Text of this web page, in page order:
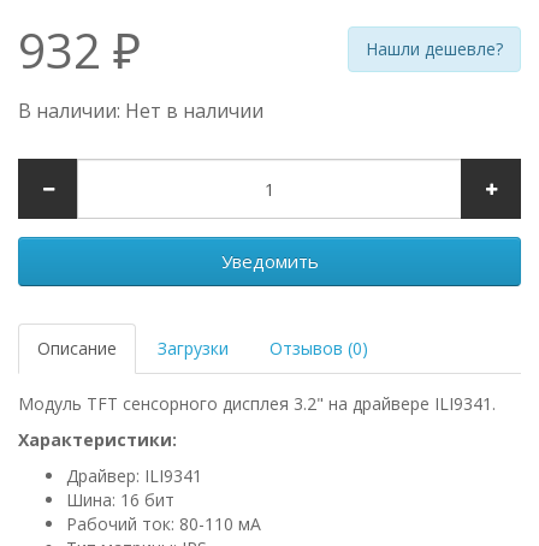
932 ₽ Нашли дешевле?
В наличии: Нет в наличии
Уведомить
Описание Загрузки Отзывов (0)
Модуль TFT сенсорного дисплея 3.2" на драйвере ILI9341.
Характеристики:
Драйвер: ILI9341
Шина: 16 бит
Рабочий ток: 80-110 мА